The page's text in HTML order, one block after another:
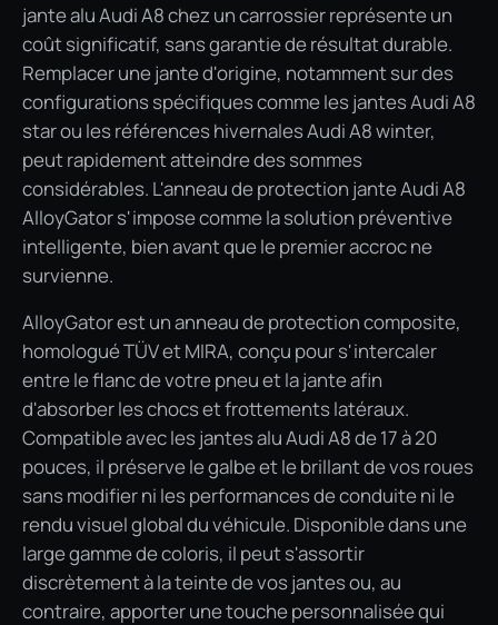
jante alu Audi A8 chez un carrossier représente un
coût significatif, sans garantie de résultat durable.
Remplacer une jante d'origine, notamment sur des
configurations spécifiques comme les jantes Audi A8
star ou les références hivernales Audi A8 winter,
peut rapidement atteindre des sommes
considérables. L'anneau de protection jante Audi A8
AlloyGator s'impose comme la solution préventive
intelligente, bien avant que le premier accroc ne
survienne.
AlloyGator est un anneau de protection composite,
homologué TÜV et MIRA, conçu pour s'intercaler
entre le flanc de votre pneu et la jante afin
d'absorber les chocs et frottements latéraux.
Compatible avec les jantes alu Audi A8 de 17 à 20
pouces, il préserve le galbe et le brillant de vos roues
sans modifier ni les performances de conduite ni le
rendu visuel global du véhicule. Disponible dans une
large gamme de coloris, il peut s'assortir
discrètement à la teinte de vos jantes ou, au
contraire, apporter une touche personnalisée qui